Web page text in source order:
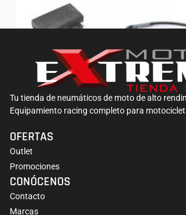
Kill Switch Jetprime para MV
Tu tienda de neumáticos de moto de alto
Equipamiento racing completo para
OFERTAS
Outlet
Promociones
CONÓCENOS
Contacto
Marcas